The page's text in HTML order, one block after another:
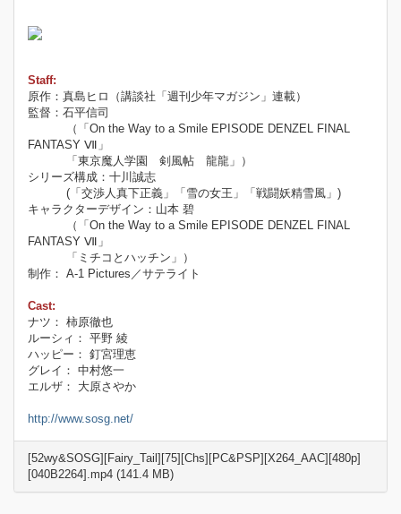
Staff:
原作：真島ヒロ（講談社「週刊少年マガジン」連載）
監督：石平信司
（「On the Way to a Smile EPISODE DENZEL FINAL
FANTASY Ⅶ」
「東京魔人学園 剣風帖 龍龍」）
シリーズ構成：十川誠志
(「交渉人真下正義」「雪の女王」「戦闘妖精雪風」)
キャラクターデザイン：山本 碧
（「On the Way to a Smile EPISODE DENZEL FINAL
FANTASY Ⅶ」
「ミチコとハッチン」）
制作： A-1 Pictures／サテライト
Cast:
ナツ： 柿原徹也
ルーシィ： 平野 綾
ハッピー： 釘宮理恵
グレイ： 中村悠一
エルザ： 大原さやか
http://www.sosg.net/
[52wy&SOSG][Fairy_Tail][75][Chs][PC&PSP][X264_AAC][480p]
[040B2264].mp4 (141.4 MB)